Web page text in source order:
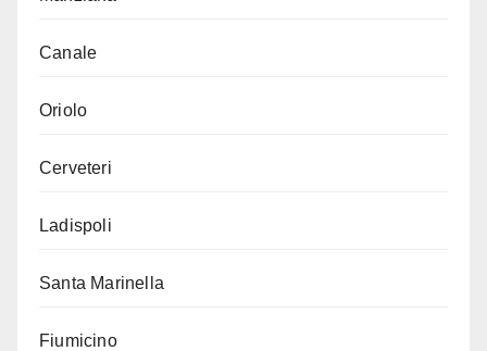
Canale
Oriolo
Cerveteri
Ladispoli
Santa Marinella
Fiumicino